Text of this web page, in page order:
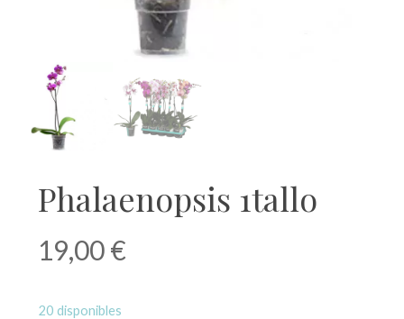
Phalaenopsis 1tallo
19,00€
20 disponibles